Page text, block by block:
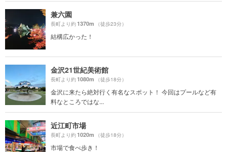
兼六園
長町より約1370m （徒歩23分）
結構広かった！
金沢21世紀美術館
長町より約1080m （徒歩18分）
金沢に来たら絶対行く有名なスポット！ 今回はプールなど有
料なところではな...
近江町市場
長町より約1020m （徒歩18分）
市場で食べ歩き！